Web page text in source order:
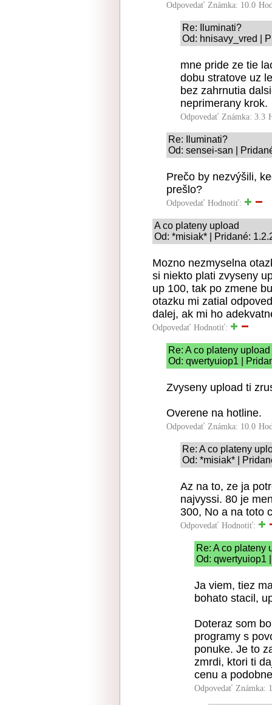
Odpovedať Známka: 10.0
Re: Iluminati?
Od: hnisavy_vred |
mne pride ze tie
dobu stratove uz
bez zahrnutia
neprimerany krok.
Odpovedať Známka: 3.3
Re: Iluminati?
Od: sensei-san |
Prečo by nezvýšili,
prešlo?
Odpovedať Hodnotiť:
A co plateny upload
Od: *misiak* | Pridané:
Mozno nezmyselna
si niekto plati zvyseny
up 100, tak po zmene
otazku mi zatial
dalej, ak mi ho
Odpovedať Hodnotiť:
Re: A co plateny upload
Od: qwertyuiop1 |
Zvyseny upload ti
Overene na hotline.
Odpovedať Známka: 10.0
Re: A co plateny
Od: *misiak* |
Az na to, ze ja
najvyssi. 80 je
300, No a na toto
Odpovedať Hodnotiť:
Re: A co plateny
Od: qwertyuiop1
Ja viem, tiez
bohato stacil,
Doteraz som
programy s
ponuke. Je to
zmrdi, ktori ti
cenu a
Odpovedať Známka: